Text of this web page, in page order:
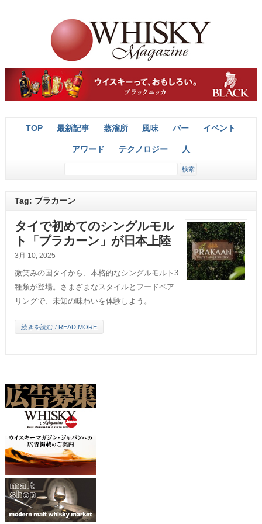
TOP 最新記事 蒸溜所 風味 バー イベント
アワード テクノロジー 人
Tag: プラカーン
タイで初めてのシングルモル
ト「プラカーン」が日本上陸
3月 10, 2025
微笑みの国タイから、本格的なシングルモルト3
種類が登場。さまざまなスタイルとフードペア
リングで、未知の味わいを体験しよう。
続きを読む / READ MORE